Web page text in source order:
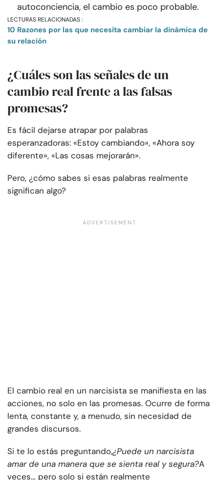
autoconciencia, el cambio es poco probable.
LECTURAS RELACIONADAS :
10 Razones por las que necesita cambiar la dinámica de
su relación
¿Cuáles son las señales de un
cambio real frente a las falsas
promesas?
Es fácil dejarse atrapar por palabras
esperanzadoras: «Estoy cambiando», «Ahora soy
diferente», «Las cosas mejorarán».
Pero, ¿cómo sabes si esas palabras realmente
significan algo?
El cambio real en un narcisista se manifiesta en las
acciones, no solo en las promesas. Ocurre de forma
lenta, constante y, a menudo, sin necesidad de
grandes discursos.
Si te lo estás preguntando,¿Puede un narcisista
amar de una manera que se sienta real y segura?A
veces… pero solo si están realmente